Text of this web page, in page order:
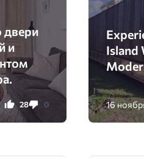
двери
и
28 0
Island
16